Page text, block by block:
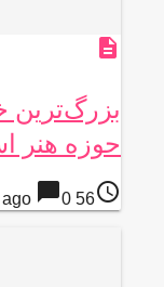
description
بزرگ‌ترین
حوزه هنر
access_time
56 years ago
chat_bubble0